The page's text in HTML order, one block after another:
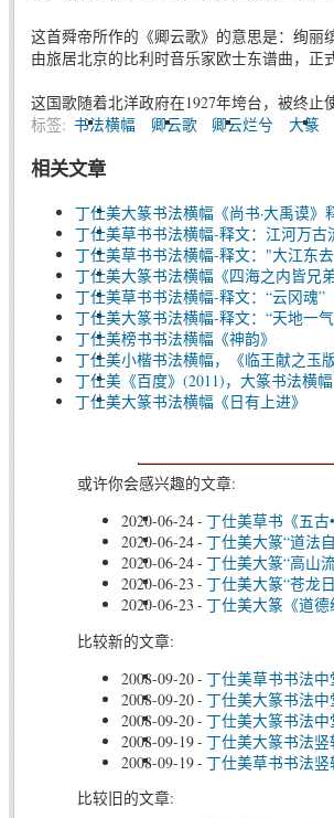
这首舜帝所作的《卿云歌》的意思是：绚
由旅居北京的比利时音乐家欧士东谱曲，正
这国歌随着北洋政府在1927年垮台，被终止
标签: 书法横幅 卿云歌 卿云烂兮 大篆
相关文章
丁仕美大篆书法横幅《尚书·大禹谟
丁仕美草书书法横幅-释文：江河万
丁仕美草书书法横幅-释文："大江东去
丁仕美大篆书法横幅《四海之内皆兄
丁仕美草书书法横幅-释文：“云冈魂”
丁仕美大篆书法横幅-释文：“天地一
丁仕美榜书书法横幅《神韵》
丁仕美小楷书法横幅，《临王献之玉
丁仕美《百度》(2011)，大篆书法横幅
丁仕美大篆书法横幅《日有上进》
或许你会感兴趣的文章:
2020-06-24- 丁仕美草书《五古
2020-06-24- 丁仕美大篆“道法
2020-06-24- 丁仕美大篆“高山
2020-06-23 - 丁仕美大篆“苍龙
2020-06-23 - 丁仕美大篆《道德
比较新的文章:
2008-09-20- 丁仕美草书书法
2008-09-20- 丁仕美大篆书法
2008-09-20- 丁仕美大篆书法
2008-09-19- 丁仕美大篆书法竖
2008-09-19- 丁仕美草书书法
比较旧的文章: